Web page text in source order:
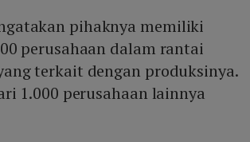
pihaknya memiliki
perusahaan dalam rantai
terkait dengan produksinya.
1.000 perusahaan lainnya